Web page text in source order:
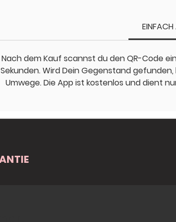
EINFACH
Nach dem Kauf scannst du den QR-Code
Sekunden. Wird Dein Gegenstand
Umwege. Die App ist kostenlos und dient